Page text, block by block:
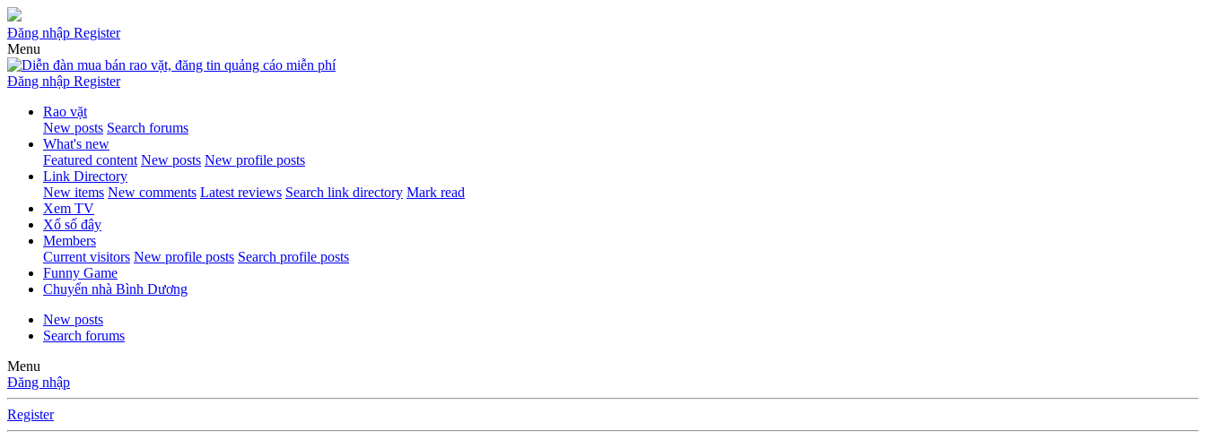
Đăng nhập Register
Menu
Đăng nhập Register
Rao vặt
New posts Search forums
What's new
Featured content New posts New profile posts
Link Directory
New items New comments Latest reviews Search link directory Mark read
Xem TV
Xổ số đây
Members
Current visitors New profile posts Search profile posts
Funny Game
Chuyển nhà Bình Dương
New posts
Search forums
Menu
Đăng nhập
Register